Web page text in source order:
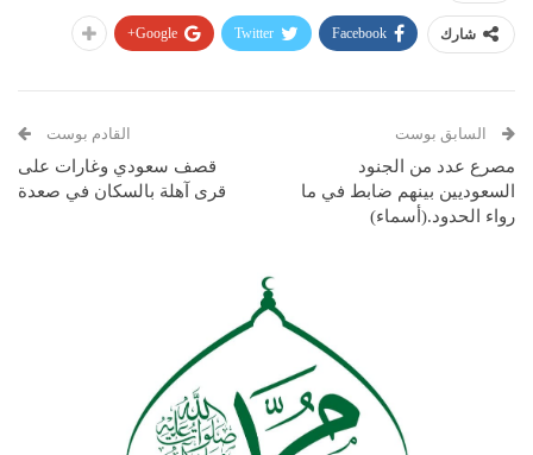
شارك Facebook
Twitter
Google+
السابق بوست
مصرع عدد من الجنود
السعوديين بينهم ضابط في ما
رواء الحدود.(أسماء)
القادم بوست
قصف سعودي وغارات على
قرى آهلة بالسكان في صعدة